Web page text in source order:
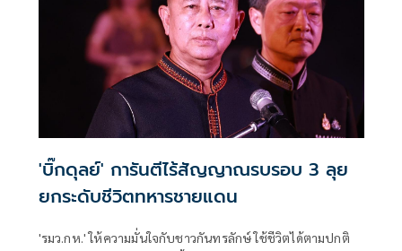
'บิ๊กดุลย์' การันตีไร้สัญญาณรบรอบ 3 ลุย
ยกระดับชีวิตทหารชายแดน
'รมว.กห.' ให้ความมั่นใจกับชาวกันทรลักษ์ ใช้ชีวิตได้ตามปกติ